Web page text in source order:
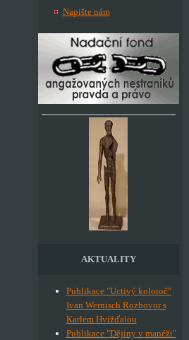
Napište nám
AKTUALITY
Publikace "Uctivý kolotoč"
Ivan Wernisch Rozhovor s
Karlem Hvížďalou
Publikace "Dějiny v manéži"